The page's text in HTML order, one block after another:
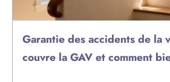
Garantie des accidents de la
couvre la GAV et comment